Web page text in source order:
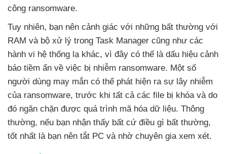
công ransomware.
Tuy nhiên, bạn nên cảnh giác với những bất thường với
RAM và bộ xử lý trong Task Manager cũng như các
hành vi hệ thống lạ khác, vì đây có thể là dấu hiệu cảnh
báo tiềm ẩn về việc bị nhiễm ransomware. Một số
người dùng may mắn có thể phát hiện ra sự lây nhiễm
của ransomware, trước khi tất cả các file bị khóa và do
đó ngăn chặn được quá trình mã hóa dữ liệu. Thông
thường, nếu bạn nhận thấy bất cứ điều gì bất thường,
tốt nhất là bạn nên tắt PC và nhờ chuyên gia xem xét.